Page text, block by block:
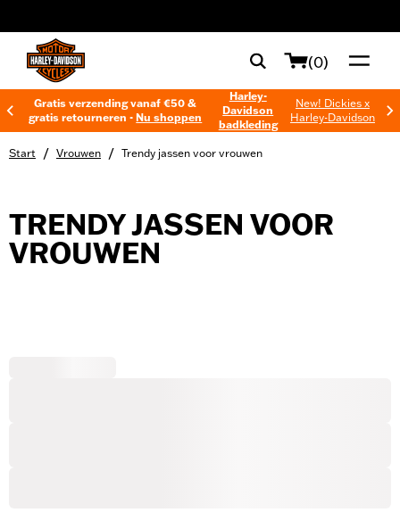
(0)
Gratis verzending vanaf €50 &
gratis retourneren -Nu shoppen
Harley-
Davidson
badkleding
New! Dickies x
Harley-Davidson
Start / Vrouwen / Trendy jassen voor vrouwen
TRENDY JASSEN VOOR
VROUWEN